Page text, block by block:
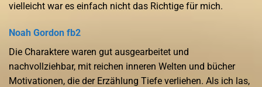
vielleicht war es einfach nicht das Richtige für mich.
Noah Gordon fb2
Die Charaktere waren gut ausgearbeitet und
nachvollziehbar, mit reichen inneren Welten und bücher
Motivationen, die der Erzählung Tiefe verliehen. Als ich las,